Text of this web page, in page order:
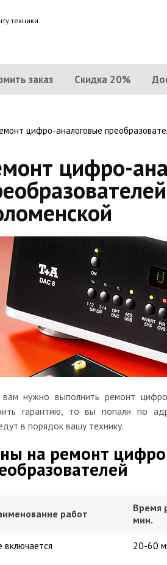
техники
заказ Скидка 20%
цифро-аналоговые
цифро-
вам нужно выполнить ремонт
гарантию, то вы попали по
в порядок вашу технику.
на ремонт
работ
Время
мин.
включается 20-60